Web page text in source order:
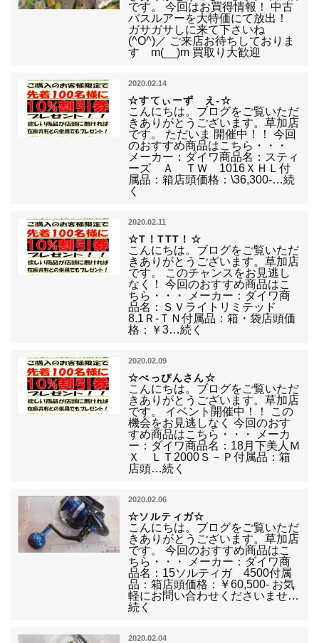
です。 今回はお買得情報！ 中古
バスルアーを大特価にて放出！
ガサガサしに来て下さいね
(^O^)／ ご来店お待ちしておりま
す m(__)m 買取り大歓迎
2020.02.14
☆すてぃーず え-☆
こんにちは。ブログをご覧いただ
きありがとうございます。草加店
です。 ただいま 開催中！！ 今回
のおすすめ商品はこちら・・・
メーカー：ダイワ商品名：スティ
ーズ Ａ ＴＷ 1016ＸＨＬ付
属品：箱店頭価格：\36,300-…続
く
2020.02.11
☆T！TTT！☆
こんにちは。ブログをご覧いただ
きありがとうございます。草加店
です。 このチャンスをお見逃し
なく！ 今回のおすすめ商品はこ
ちら・・・ メーカー：ダイワ商
品名：ＳＶライトリミテッド
8.1Ｒ-ＴＮ付属品：箱・袋店頭価
格：￥3…続く
2020.02.09
☆べっぴんさん☆
こんにちは。ブログをご覧いただ
きありがとうございます。草加店
です。 イベント開催中！！ この
機会をお見逃しなく 今回のおす
すめ商品はこちら・・・ メーカ
ー：ダイワ商品名：18月下美人Ｍ
Ｘ ＬＴ2000Ｓ－Ｐ付属品：箱
店頭…続く
2020.02.06
☆ソルティガ☆
こんにちは。ブログをご覧いただ
きありがとうございます。草加店
です。 今回のおすすめ商品はこ
ちら・・・ メーカー：ダイワ商
品名：15ソルティガ 4500付属
品：箱店頭価格：￥60,500- お気
軽にお問い合わせくださいませ…
続く
2020.02.04